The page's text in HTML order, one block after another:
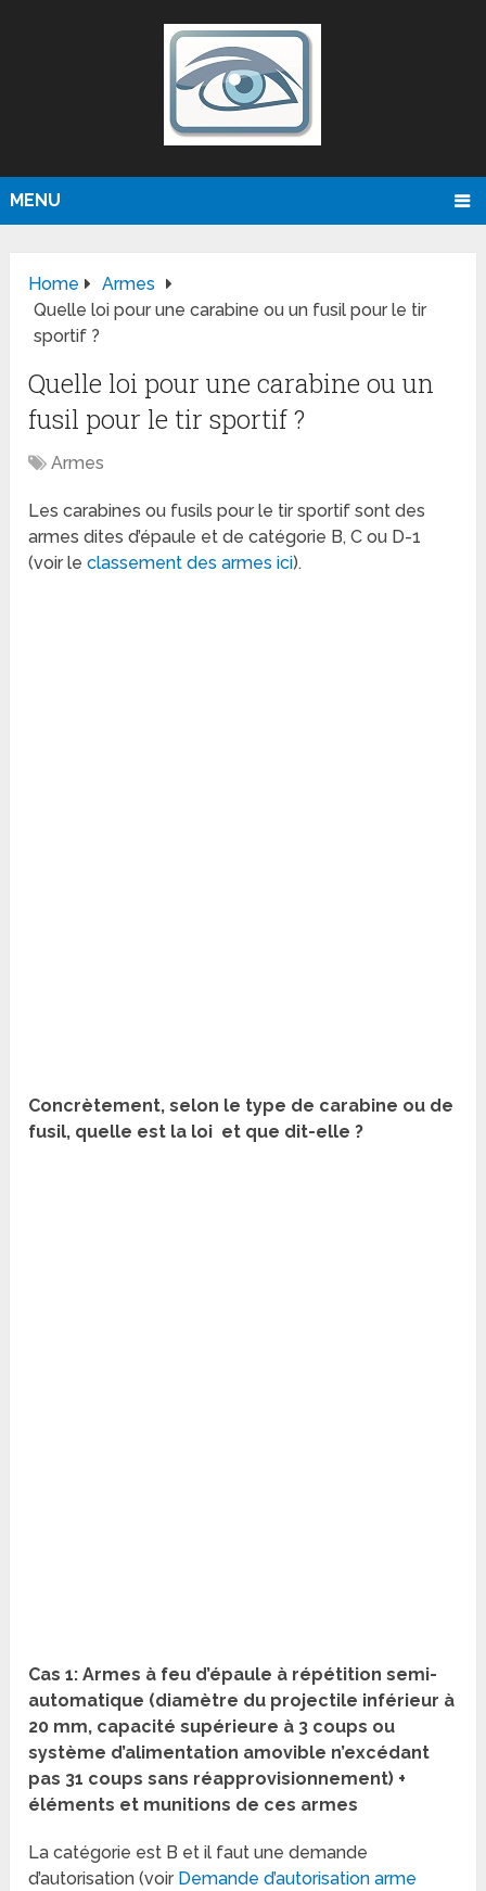
MENU
Home
Armes
Quelle loi pour une carabine ou un fusil pour le tir
sportif ?
Quelle loi pour une carabine ou un
fusil pour le tir sportif ?
Armes
Les carabines ou fusils pour le tir sportif sont des
armes dites d’épaule et de catégorie B, C ou D-1
(voir leclassement des armes ici).
Concrètement, selon le type de carabine ou de
fusil, quelle est la loi et que dit-elle ?
Cas 1: Armes à feu d’épaule à répétition semi-
automatique (diamètre du projectile inférieur à
20 mm, capacité supérieure à 3 coups ou
système d’alimentation amovible n’excédant
pas 31 coups sans réapprovisionnement) +
éléments et munitions de ces armes
La catégorie est B et il faut une demande
d’autorisation (voir Demande d’autorisation arme